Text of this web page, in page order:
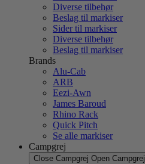
Diverse tilbehør
Beslag til markiser
Sider til markiser
Diverse tilbehør
Beslag til markiser
Brands
Alu-Cab
ARB
Eezi-Awn
James Baroud
Rhino Rack
Quick Pitch
Se alle markiser
Campgrej
Close Campgrej Open Campgrej